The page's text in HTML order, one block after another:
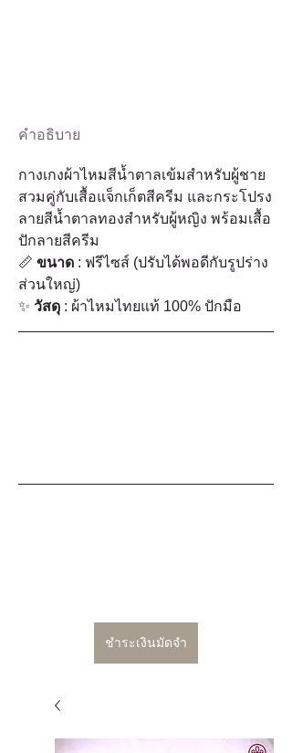
คำอธิบาย
กางเกงผ้าไหมสีน้ำตาลเข้มสำหรับผู้ชาย
สวมคู่กับเสื้อแจ็กเก็ตสีครีม และกระโปรง
ลายสีน้ำตาลทองสำหรับผู้หญิง พร้อมเสื้อ
ปักลายสีครีม
📏 ขนาด : ฟรีไซส์ (ปรับได้พอดีกับรูปร่าง
ส่วนใหญ่)
✨ วัสดุ : ผ้าไหมไทยแท้ 100% ปักมือ
ชำระเงินมัดจำ